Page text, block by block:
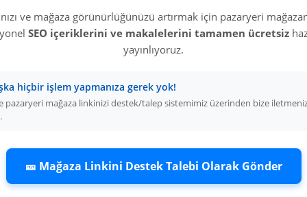
ve mağaza görünürlüğünüzü artırmak için pazaryeri
SEO içeriklerini ve makalelerini tamamen ücretsiz
yayınlıyoruz.
hiçbir işlem yapmanıza gerek yok!
pazaryeri mağaza linkinizi destek/talep sistemimiz üzerinden bize
🎫 Mağaza Linkini Destek Talebi Olarak Gönder
Ürün kullanıma
Kullanmadan
Uygulanacak